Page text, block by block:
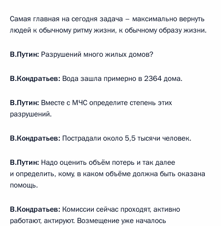
Самая главная на сегодня задача – максимально вернуть
людей к обычному ритму жизни, к обычному образу жизни.
В.Путин: Разрушений много жилых домов?
В.Кондратьев: Вода зашла примерно в 2364 дома.
В.Путин: Вместе с МЧС определите степень этих
разрушений.
В.Кондратьев: Пострадали около 5,5 тысячи человек.
В.Путин: Надо оценить объём потерь и так далее
и определить, кому, в каком объёме должна быть оказана
помощь.
В.Кондратьев: Комиссии сейчас проходят, активно
работают, актируют. Возмещение уже началось